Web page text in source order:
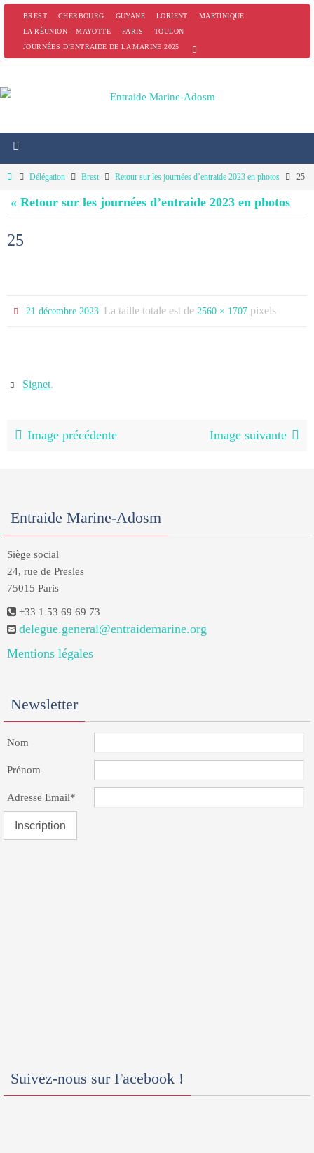
PasserBREST CHERBOURG GUYANE LORIENT
MARTINIQUE
LA RÉUNION – MAYOTTE
PARIS
TOULON
JOURNÉES D’ENTRAIDE DE LA MARINE 2025
HomeDélégation Brest Retour sur les journées d’entraide 2023 en photos 25
« Retour sur les journées d’entraide 2023 en photos
25
21 décembre 2023 La taille totale est de 2560 × 1707 pixels
Signet.
Image précédente Image suivante
Entraide Marine-Adosm
Siège social
24, rue de Presles
75015 Paris
+33 1 53 69 69 73
delegue.general@entraidemarine.org
Mentions légales
Newsletter
Nom
Prénom
Adresse Email*
Suivez-nous sur Facebook !